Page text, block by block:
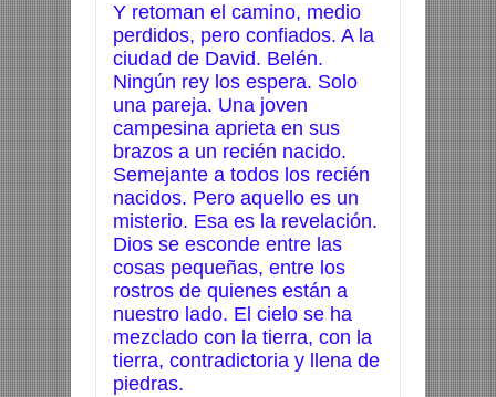
Y retoman el camino, medio
perdidos, pero confiados. A la
ciudad de David. Belén.
Ningún rey los espera. Solo
una pareja. Una joven
campesina aprieta en sus
brazos a un recién nacido.
Semejante a todos los recién
nacidos. Pero aquello es un
misterio. Esa es la revelación.
Dios se esconde entre las
cosas pequeñas, entre los
rostros de quienes están a
nuestro lado. El cielo se ha
mezclado con la tierra, con la
tierra, contradictoria y llena de
piedras.